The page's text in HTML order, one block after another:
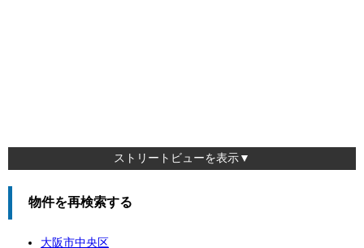
ストリートビューを表示▼
物件を再検索する
大阪市中央区